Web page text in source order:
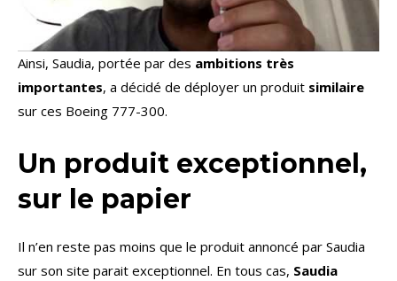
Ainsi, Saudia, portée par des ambitions très
importantes, a décidé de déployer un produit similaire
sur ces Boeing 777-300.
Un produit exceptionnel,
sur le papier
Il n’en reste pas moins que le produit annoncé par Saudia
sur son site parait exceptionnel. En tous cas, Saudia